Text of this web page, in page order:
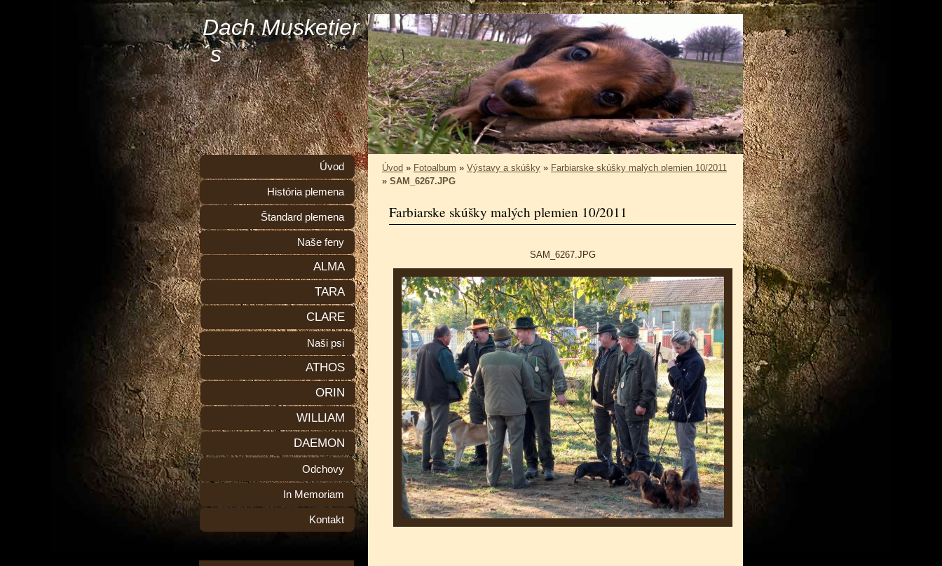
Dach Musketier
´s
Úvod » Fotoalbum » Výstavy a skúšky » Farbiarske skúšky malých plemien 10/2011
» SAM_6267.JPG
Farbiarske skúšky malých plemien 10/2011
SAM_6267.JPG
Úvod
História plemena
Štandard plemena
Naše feny
ALMA
TARA
CLARE
Naši psi
ATHOS
ORIN
WILLIAM
DAEMON
Odchovy
In Memoriam
Kontakt